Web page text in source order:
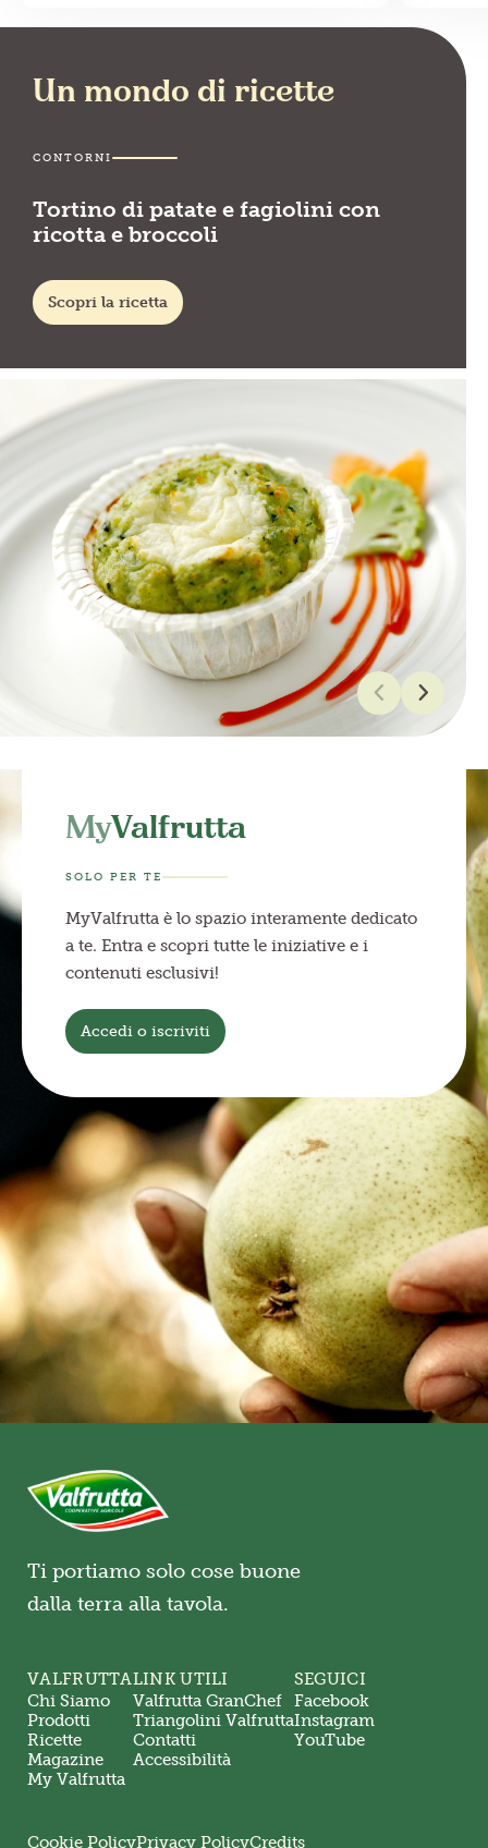
Un mondo di ricette
CONTORNI
Tortino di patate e fagiolini con
ricotta e broccoli
Scopri la ricetta
MyValfrutta
SOLO PER TE
MyValfrutta è lo spazio interamente dedicato
a te. Entra e scopri tutte le iniziative e i
contenuti esclusivi!
Accedi o iscriviti
Ti portiamo solo cose buone
dalla terra alla tavola.
VALFRUTTA
Chi Siamo
Prodotti
Ricette
Magazine
My Valfrutta
LINK UTILI
Valfrutta GranChef
Triangolini Valfrutta
Contatti
Accessibilità
SEGUICI
Facebook
Instagram
YouTube
Cookie PolicyPrivacy PolicyCredits